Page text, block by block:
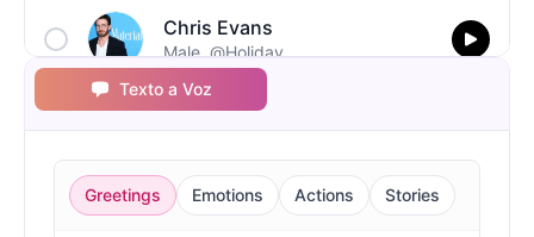
Chris Evans
Male @Holiday
Christopher Walken
Male @Kairox
Texto a Voz
Greetings Emotions Actions Stories